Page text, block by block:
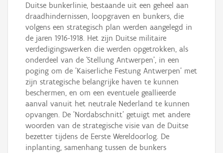
Duitse bunkerlinie, bestaande uit een geheel aan
draadhindernissen, loopgraven en bunkers, die
volgens een strategisch plan werden aangelegd in
de jaren 1916-1918. Het zijn Duitse militaire
verdedigingswerken die werden opgetrokken, als
onderdeel van de 'Stellung Antwerpen', in een
poging om de 'Kaiserliche Festung Antwerpen' met
zijn strategische belangrijke haven te kunnen
beschermen, en om een eventuele geallieerde
aanval vanuit het neutrale Nederland te kunnen
opvangen. De 'Nordabschnitt' getuigt met andere
woorden van de strategische visie van de Duitse
bezetter tijdens de Eerste Wereldoorlog. De
inplanting, samenhang tussen de bunkers